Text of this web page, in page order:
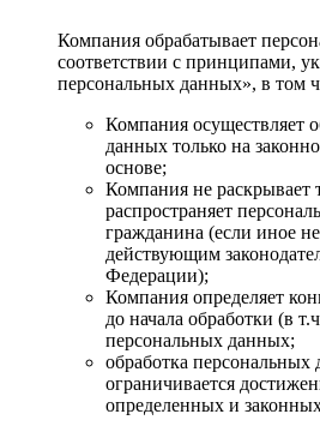
Компания обрабатывает
соответствии с принципами,
персональных данных», в том
Компания осуществляет
данных только на
основе;
Компания не раскрывает
распространяет
гражданина (если иное
действующим
Федерации);
Компания определяет
до начала обработки (в
персональных данных;
обработка
ограничивается
определенных и